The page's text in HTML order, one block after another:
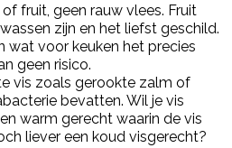
fruit, geen rauw vlees. Fruit
zijn en het liefst geschild.
wat voor keuken het precies
geen risico.
vis zoals gerookte zalm of
bevatten. Wil je vis
warm gerecht waarin de vis
liever een koud visgerecht?